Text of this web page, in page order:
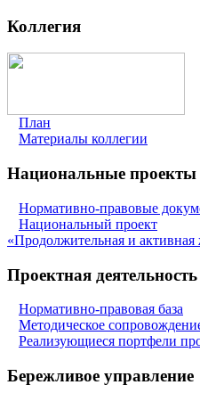
Коллегия
План
Материалы коллегии
Национальные проекты
Нормативно-правовые
Национальный проект
«Продолжительная и активная
Проектная деятельность
Нормативно-правовая база
Методическое
Реализующиеся портфели
Бережливое управление